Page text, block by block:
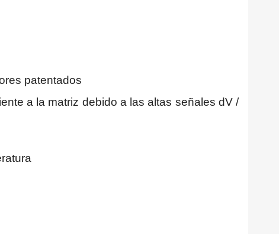
patentados
a la matriz debido a las altas señales dV /